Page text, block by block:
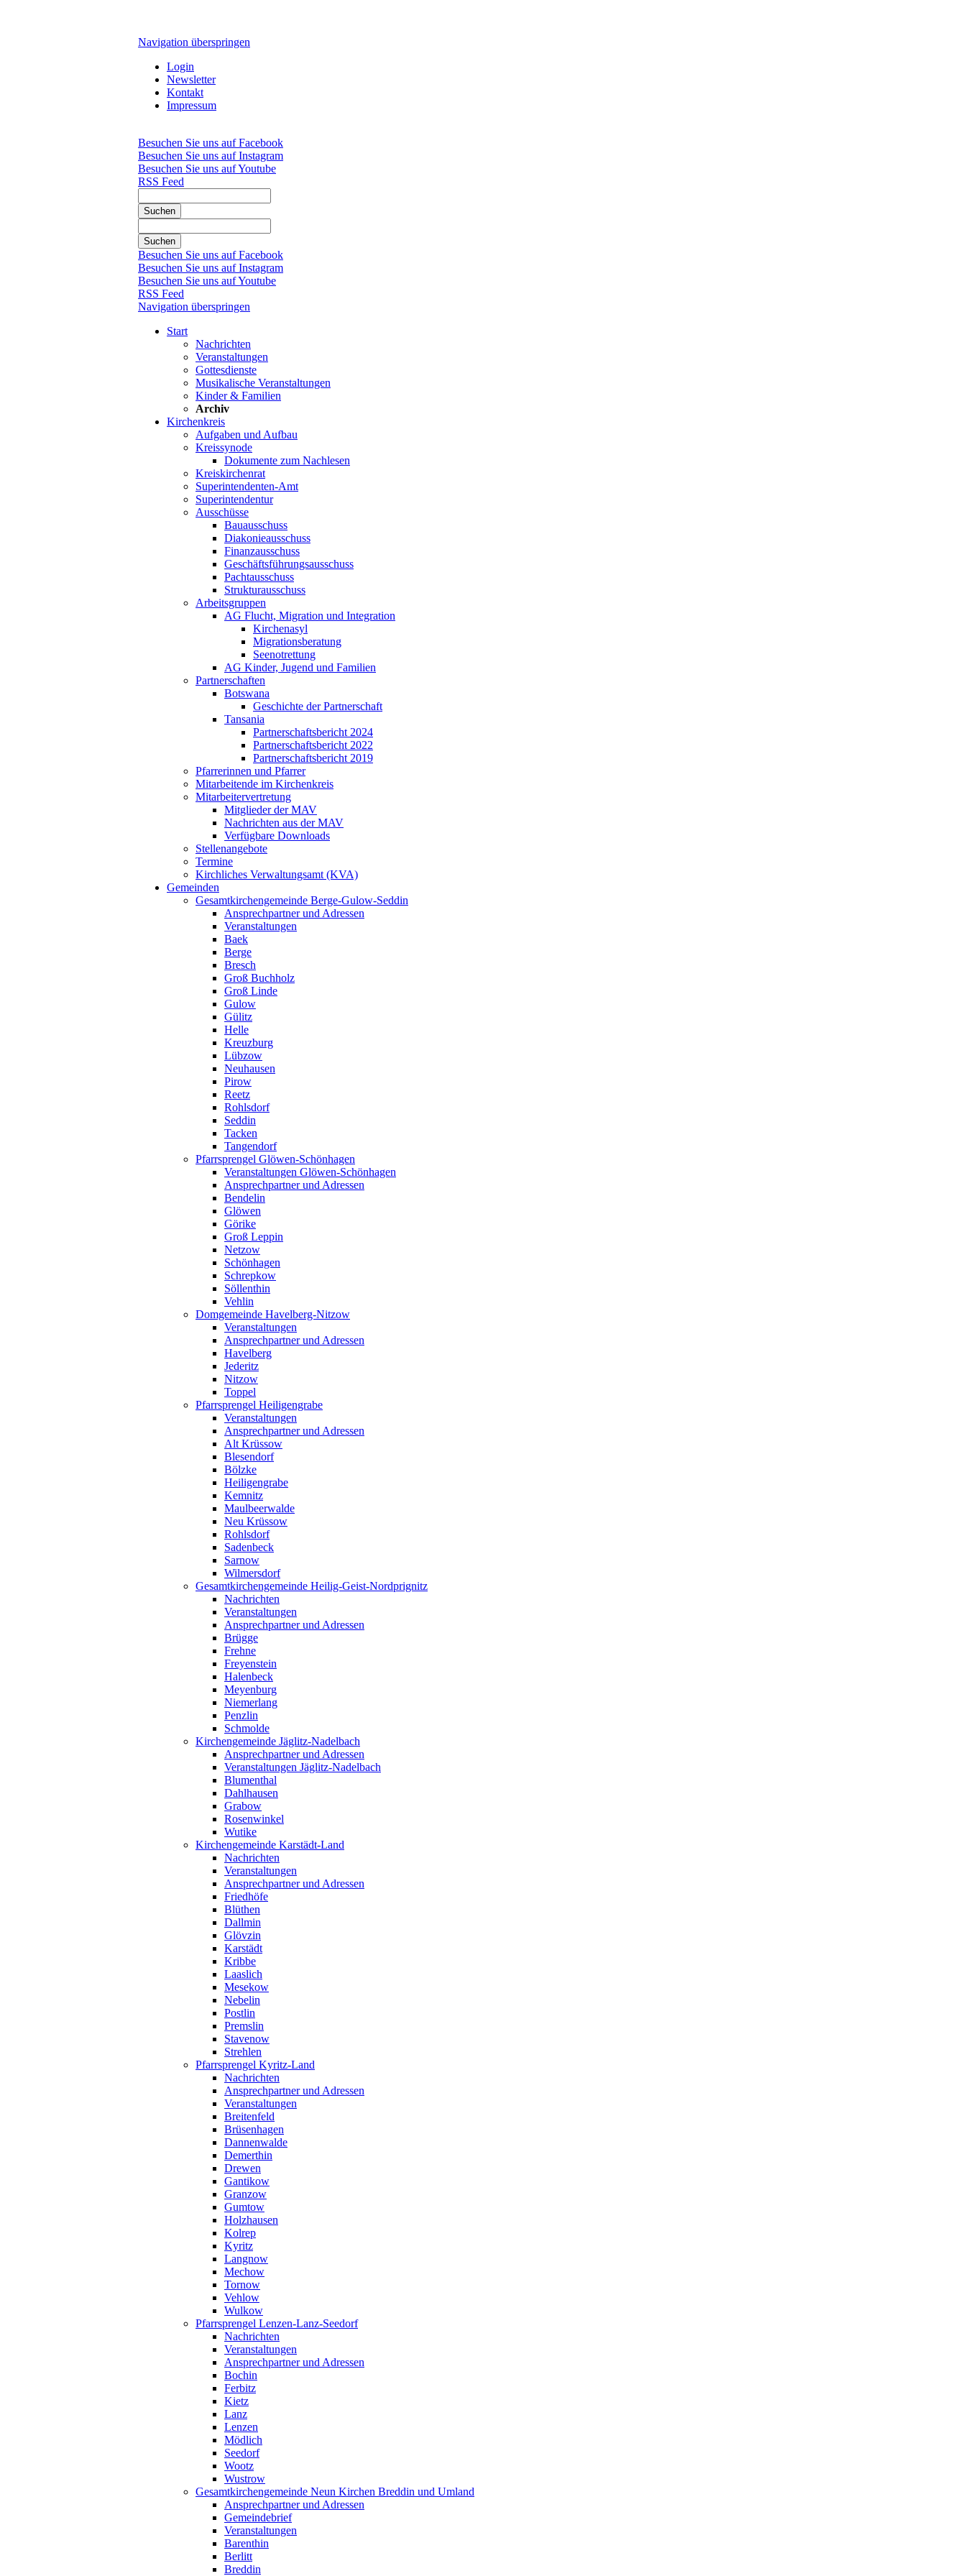
Navigation überspringen
Login
Newsletter
Kontakt
Impressum
Besuchen Sie uns auf Facebook
Besuchen Sie uns auf Instagram
Besuchen Sie uns auf Youtube
RSS Feed
Suchen
Suchen
Besuchen Sie uns auf Facebook
Besuchen Sie uns auf Instagram
Besuchen Sie uns auf Youtube
RSS Feed
Navigation überspringen
Start
Nachrichten
Veranstaltungen
Gottesdienste
Musikalische Veranstaltungen
Kinder & Familien
Archiv
Kirchenkreis
Aufgaben und Aufbau
Kreissynode
Dokumente zum Nachlesen
Kreiskirchenrat
Superintendenten-Amt
Superintendentur
Ausschüsse
Bauausschuss
Diakonieausschuss
Finanzausschuss
Geschäftsführungsausschuss
Pachtausschuss
Strukturausschuss
Arbeitsgruppen
AG Flucht, Migration und Integration
Kirchenasyl
Migrationsberatung
Seenotrettung
AG Kinder, Jugend und Familien
Partnerschaften
Botswana
Geschichte der Partnerschaft
Tansania
Partnerschaftsbericht 2024
Partnerschaftsbericht 2022
Partnerschaftsbericht 2019
Pfarrerinnen und Pfarrer
Mitarbeitende im Kirchenkreis
Mitarbeitervertretung
Mitglieder der MAV
Nachrichten aus der MAV
Verfügbare Downloads
Stellenangebote
Termine
Kirchliches Verwaltungsamt (KVA)
Gemeinden
Gesamtkirchengemeinde Berge-Gulow-Seddin
Ansprechpartner und Adressen
Veranstaltungen
Baek
Berge
Bresch
Groß Buchholz
Groß Linde
Gulow
Gülitz
Helle
Kreuzburg
Lübzow
Neuhausen
Pirow
Reetz
Rohlsdorf
Seddin
Tacken
Tangendorf
Pfarrsprengel Glöwen-Schönhagen
Veranstaltungen Glöwen-Schönhagen
Ansprechpartner und Adressen
Bendelin
Glöwen
Görike
Groß Leppin
Netzow
Schönhagen
Schrepkow
Söllenthin
Vehlin
Domgemeinde Havelberg-Nitzow
Veranstaltungen
Ansprechpartner und Adressen
Havelberg
Jederitz
Nitzow
Toppel
Pfarrsprengel Heiligengrabe
Veranstaltungen
Ansprechpartner und Adressen
Alt Krüssow
Blesendorf
Bölzke
Heiligengrabe
Kemnitz
Maulbeerwalde
Neu Krüssow
Rohlsdorf
Sadenbeck
Sarnow
Wilmersdorf
Gesamtkirchengemeinde Heilig-Geist-Nordprignitz
Nachrichten
Veranstaltungen
Ansprechpartner und Adressen
Brügge
Frehne
Freyenstein
Halenbeck
Meyenburg
Niemerlang
Penzlin
Schmolde
Kirchengemeinde Jäglitz-Nadelbach
Ansprechpartner und Adressen
Veranstaltungen Jäglitz-Nadelbach
Blumenthal
Dahlhausen
Grabow
Rosenwinkel
Wutike
Kirchengemeinde Karstädt-Land
Nachrichten
Veranstaltungen
Ansprechpartner und Adressen
Friedhöfe
Blüthen
Dallmin
Glövzin
Karstädt
Kribbe
Laaslich
Mesekow
Nebelin
Postlin
Premslin
Stavenow
Strehlen
Pfarrsprengel Kyritz-Land
Nachrichten
Ansprechpartner und Adressen
Veranstaltungen
Breitenfeld
Brüsenhagen
Dannenwalde
Demerthin
Drewen
Gantikow
Granzow
Gumtow
Holzhausen
Kolrep
Kyritz
Langnow
Mechow
Tornow
Vehlow
Wulkow
Pfarrsprengel Lenzen-Lanz-Seedorf
Nachrichten
Veranstaltungen
Ansprechpartner und Adressen
Bochin
Ferbitz
Kietz
Lanz
Lenzen
Mödlich
Seedorf
Wootz
Wustrow
Gesamtkirchengemeinde Neun Kirchen Breddin und Umland
Ansprechpartner und Adressen
Gemeindebrief
Veranstaltungen
Barenthin
Berlitt
Breddin